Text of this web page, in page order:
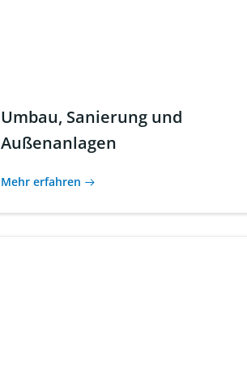
Umbau, Sanierung und
Außenanlagen
Mehr erfahren